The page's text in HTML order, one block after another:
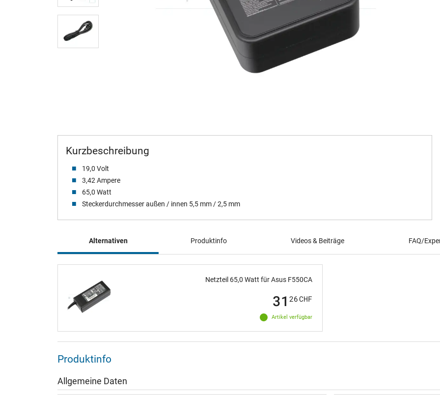
Kurzbeschreibung
19,0 Volt
3,42 Ampere
65,0 Watt
Steckerdurchmesser außen / innen 5,5 mm / 2,5 mm
Alternativen Produktinfo Videos & Beiträge FAQ/
Netzteil 65,0 Watt für Asus F550CA
Artikel verfügbar
3126CHF
Produktinfo
Allgemeine Daten